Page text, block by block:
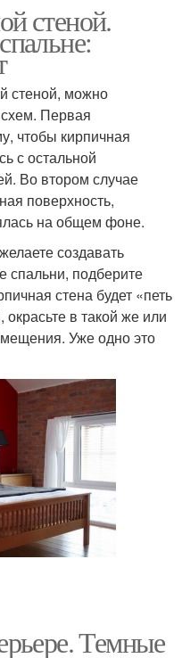
стеной.
стеной, можно
Первая
чтобы кирпичная
с остальной
Во втором случае
поверхность,
на общем фоне.
создавать
спальни, подберите
стена будет «петь
в такой же или
Уже одно это
Темные